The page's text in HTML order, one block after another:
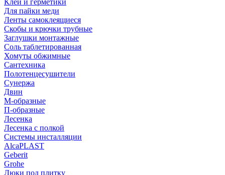
Клеи и герметики
Для пайки меди
Ленты самоклеящиеся
Скобы и крючки трубные
Заглушки монтажные
Соль таблетированная
Хомуты обжимные
Сантехника
Полотенцесушители
Сунержа
Двин
М-образные
П-образные
Лесенка
Лесенка с полкой
Системы инсталляции
AlcaPLAST
Geberit
Grohe
Люки под плитку